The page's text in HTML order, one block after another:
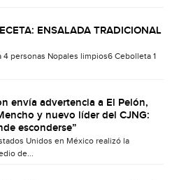
ENSALADA TRADICIONAL
4 personas Nopales limpios6 Cebolleta 1
envía advertencia a El Pelón,
y nuevo líder del CJNG:
esconderse”
Unidos en México realizó la
de...